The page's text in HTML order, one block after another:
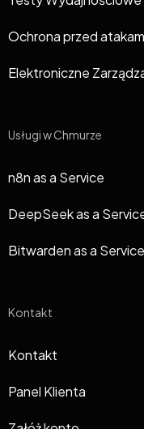
Ochrona przed
Elektroniczne
Usługi w Chmurze
n8n as a Service
DeepSeek as a
Bitwarden as a Service
Kontakt
Kontakt
Panel Klienta